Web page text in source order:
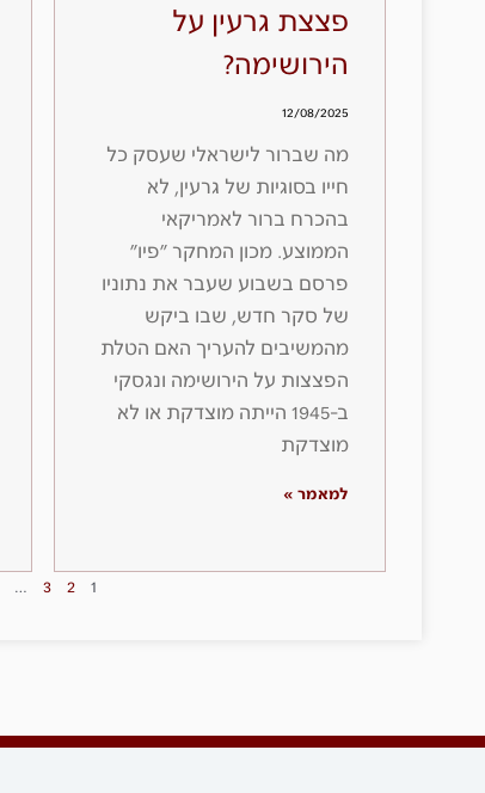
פצצת גרעין על
הירושימה?
12/08/2025
מה שברור לישראלי שעסק כל
חייו בסוגיות של גרעין, לא
בהכרח ברור לאמריקאי
הממוצע. מכון המחקר ״פיו״
פרסם בשבוע שעבר את נתוניו
של סקר חדש, שבו ביקש
מהמשיבים להעריך האם הטלת
הפצצות על הירושימה ונגסקי
ב-1945 הייתה מוצדקת או לא
מוצדקת
למאמר »
1
2
3
…